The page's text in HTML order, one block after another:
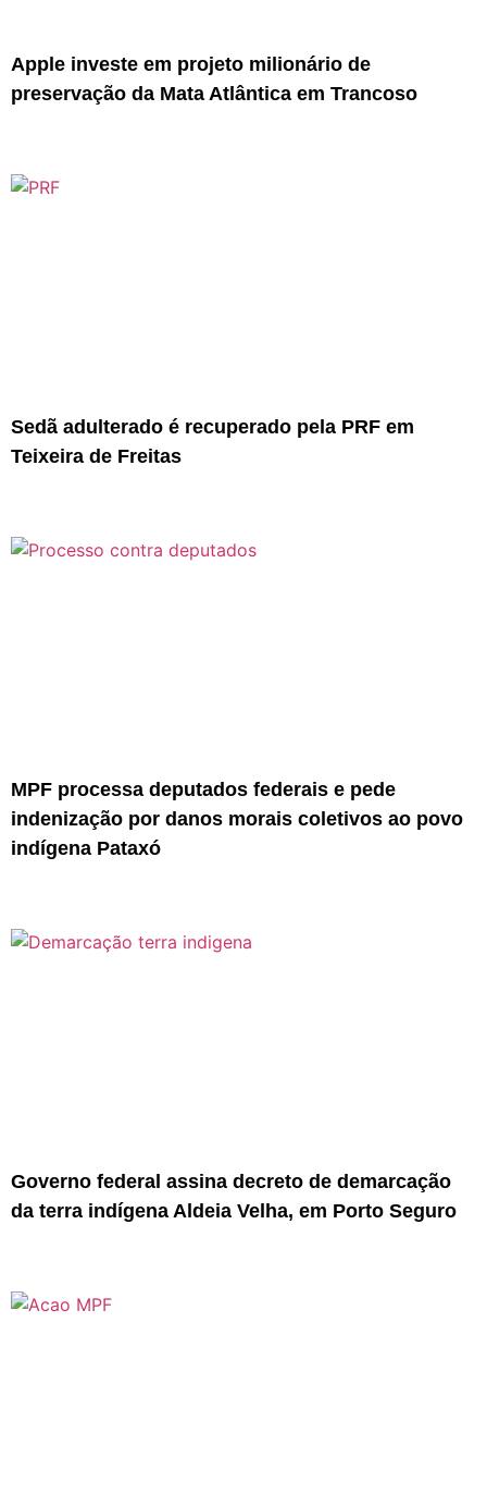
Apple investe em projeto milionário de
preservação da Mata Atlântica em Trancoso
Sedã adulterado é recuperado pela PRF em
Teixeira de Freitas
MPF processa deputados federais e pede
indenização por danos morais coletivos ao povo
indígena Pataxó
Governo federal assina decreto de demarcação
da terra indígena Aldeia Velha, em Porto Seguro